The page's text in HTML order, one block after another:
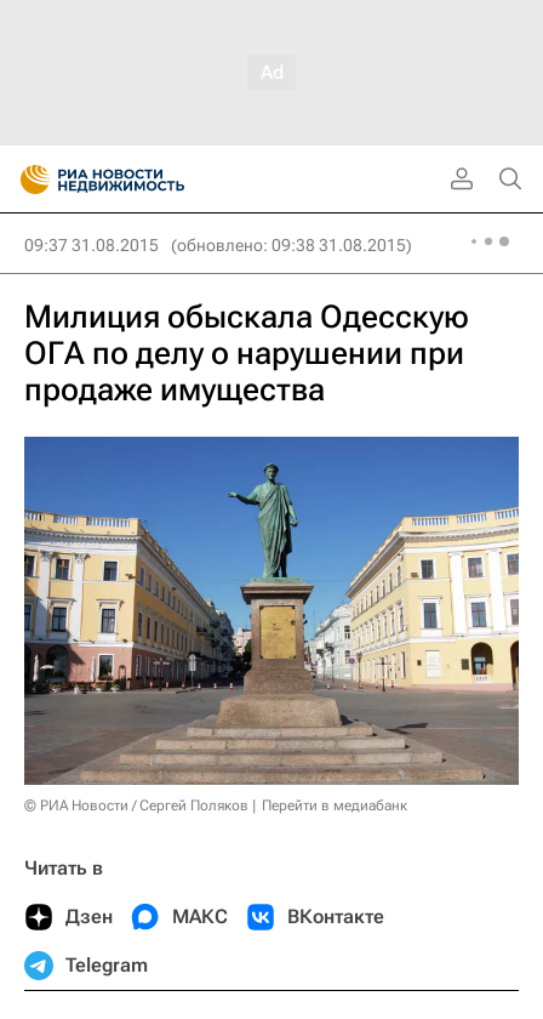
09:37 31.08.2015 (обновлено: 09:38 31.08.2015)
Милиция обыскала Одесскую
ОГА по делу о нарушении при
продаже имущества
© РИА Новости / Сергей Поляков Перейти в медиабанк
Читать в
Дзен МАКС ВКонтакте
Telegram